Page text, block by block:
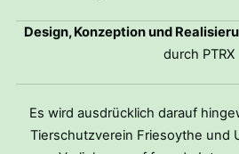
Design, Konzeption und
durch PTRX
Es wird ausdrücklich darauf
Tierschutzverein Friesoythe und